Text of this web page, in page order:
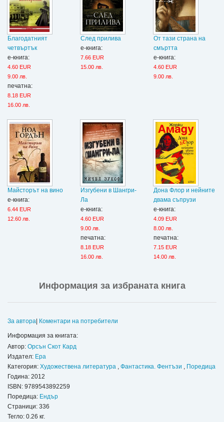
Благодатният
четвъртък
е-книга:
4.60 EUR
9.00 лв.
печатна:
8.18 EUR
16.00 лв.
След прилива
е-книга:
7.66 EUR
15.00 лв.
От тази страна на
смъртта
е-книга:
4.60 EUR
9.00 лв.
Майсторът на вино
е-книга:
6.44 EUR
12.60 лв.
Изгубени в Шангри-
Ла
е-книга:
4.60 EUR
9.00 лв.
печатна:
8.18 EUR
16.00 лв.
Дона Флор и нейните
двама съпрузи
е-книга:
4.09 EUR
8.00 лв.
печатна:
7.15 EUR
14.00 лв.
Информация за избраната книга
За автора| Коментари на потребители
Информация за книгата:
Автор: Орсън Скот Кард
Издател: Ера
Категория: Художествена литература Фантастика. Фентъзи
Поредица
Година: 2012
ISBN: 9789543892259
Поредица: Ендър
Страници: 336
Тегло: 0.26 кг.